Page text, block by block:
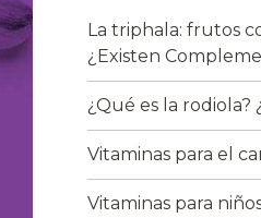
La triphala: frutos
¿Existen
¿Qué es la
Vitaminas para el
Vitaminas para